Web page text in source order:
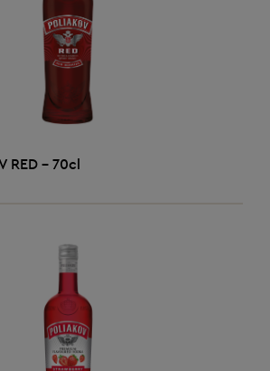
AJOUTER AU PANIER
RED - 70cl